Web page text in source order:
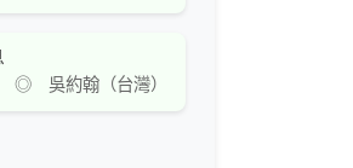
◎ 吳約翰（台灣）